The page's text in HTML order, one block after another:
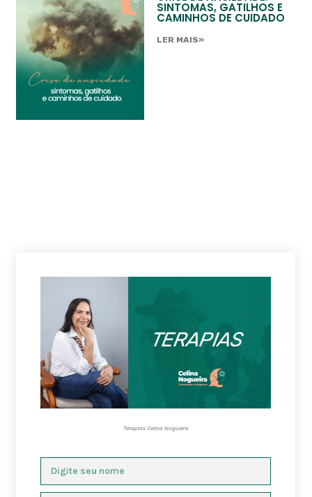
SINTOMAS, GATILHOS E
CAMINHOS DE CUIDADO
LER MAIS»
Terapias Celina Nogueira